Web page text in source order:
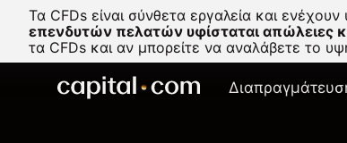
Τα CFDs είναι σύνθετα εργαλεία και
επενδυτών πελατών υφίσταται απώλειες
τα CFDs και αν μπορείτε να αναλάβετε το